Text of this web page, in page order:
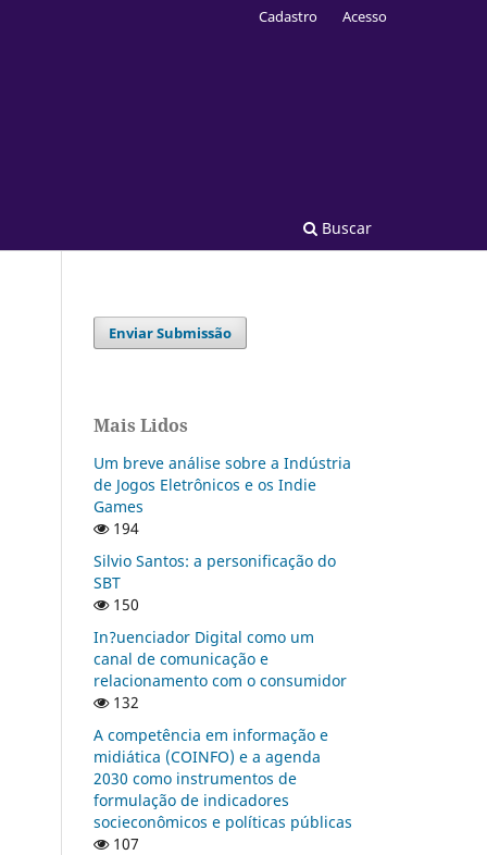
Buscar
Cadastro Acesso
Enviar Submissão
Mais Lidos
Um breve análise sobre a Indústria
de Jogos Eletrônicos e os Indie
Games
194
Silvio Santos: a personificação do
SBT
150
In?uenciador Digital como um
canal de comunicação e
relacionamento com o consumidor
132
A competência em informação e
midiática (COINFO) e a agenda
2030 como instrumentos de
formulação de indicadores
socieconômicos e políticas públicas
107